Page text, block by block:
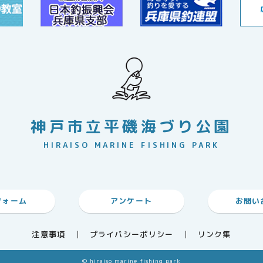
神戸市立平磯海づり公園
HIRAISO MARINE FISHING PARK
ーム アンケート お問い
注意事項 プライバシーポリシー リンク集
© hiraiso marine fishing park